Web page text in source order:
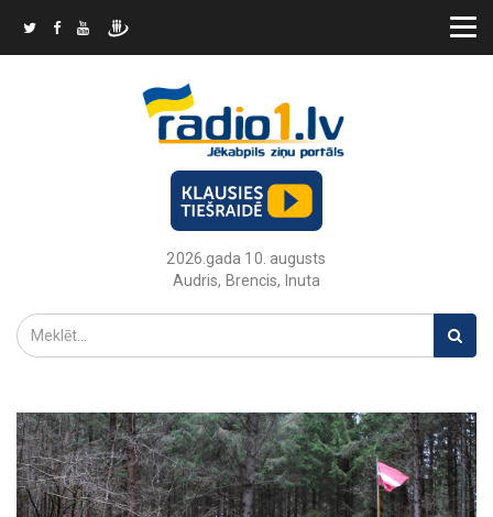
2026.gada 10. augusts
Audris, Brencis, Inuta